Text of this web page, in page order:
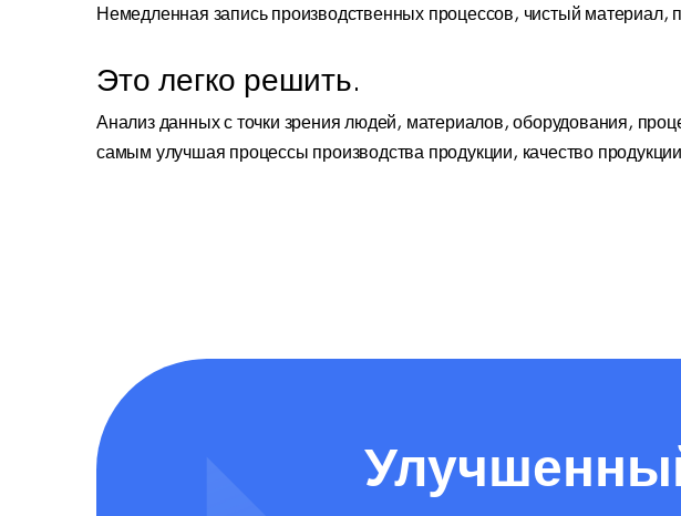
Немедленная запись производственных процессов, чистый материал,
Это легко решить.
Анализ данных с точки зрения людей, материалов, оборудования,
самым улучшая процессы производства продукции, качество